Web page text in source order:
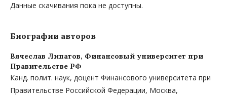
Данные скачивания пока не доступны.
Биографии авторов
Вячеслав Липатов, Финансовый университет при
Правительстве РФ
Канд. полит. наук, доцент Финансового университета при
Правительстве Российской Федерации, Москва,